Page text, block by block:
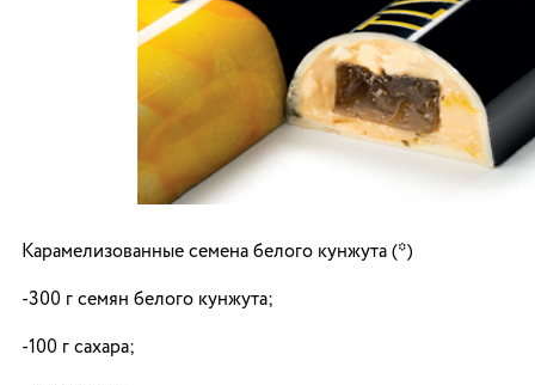
Карамелизованные семена белого кунжута (*)
-300 г семян белого кунжута;
-100 г сахара;